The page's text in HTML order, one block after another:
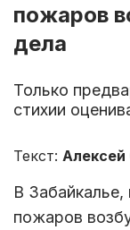
пожаров
дела
Только
стихии
Текст: Алексей
В
пожаров